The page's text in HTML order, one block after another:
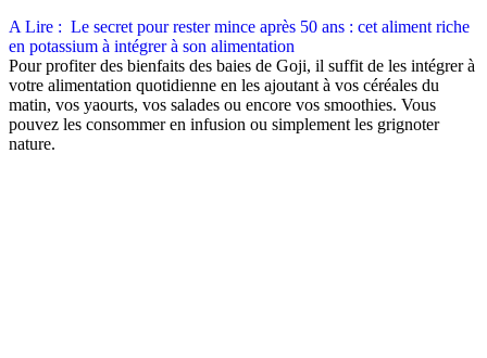
A Lire : Le secret pour rester mince après 50 ans : cet aliment riche
en potassium à intégrer à son alimentation
Pour profiter des bienfaits des baies de Goji, il suffit de les intégrer à
votre alimentation quotidienne en les ajoutant à vos céréales du
matin, vos yaourts, vos salades ou encore vos smoothies. Vous
pouvez les consommer en infusion ou simplement les grignoter
nature.